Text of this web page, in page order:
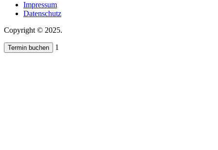
Impressum
Datenschutz
Copyright © 2025.
Termin buchen 1